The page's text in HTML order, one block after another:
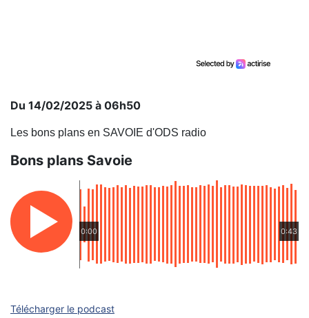
Du 14/02/2025 à 06h50
Les bons plans en SAVOIE d'ODS radio
Bons plans Savoie
0:00 0:43
Télécharger le podcast